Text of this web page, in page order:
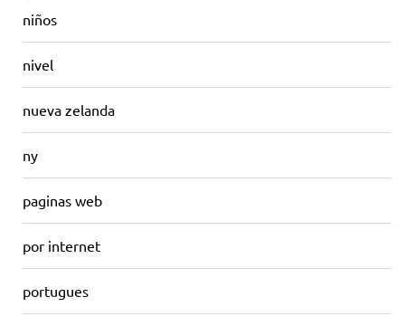
niños
nivel
nueva zelanda
ny
paginas web
por internet
portugues